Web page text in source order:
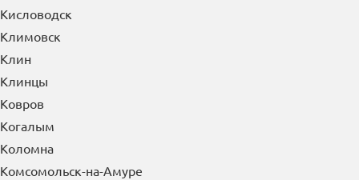
Кисловодск
Климовск
Клин
Клинцы
Ковров
Когалым
Коломна
Комсомольск-на-Амуре